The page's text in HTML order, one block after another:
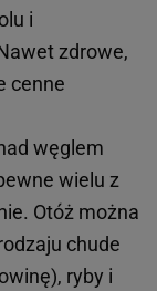
i
zdrowe,
cenne
węglem
wielu z
Otóż można
chude
ryby i